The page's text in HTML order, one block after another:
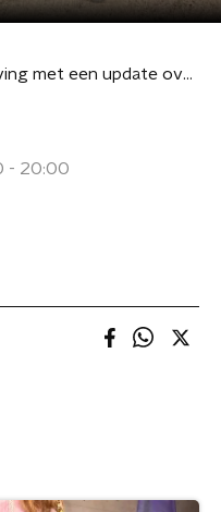
Liedewij Schieving met een update over haar camping in Portugal
- 20:00